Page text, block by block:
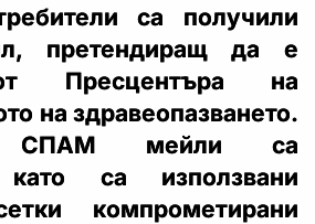
са получили
претендиращ да е
Пресцентъра на
на здравеопазването.
СПАМ мейли са
като са използвани
компрометирани